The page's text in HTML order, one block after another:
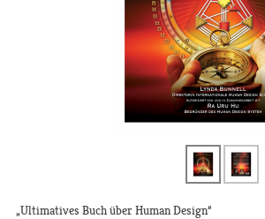
„Ultimatives Buch über Human Design“